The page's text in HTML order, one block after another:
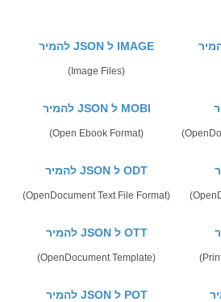
להמיר JSON ל IMAGE
(Image Files)
להמיר JSON ל MOBI
(Open Ebook Format)
להמיר JSON ל ODT
(OpenDocument Text File Format)
להמיר JSON ל OTT
(OpenDocument Template)
להמיר JSON ל POT